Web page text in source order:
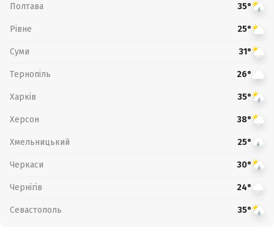
Полтава 35°
Рівне 25°
Суми 31°
Тернопіль 26°
Харків 35°
Херсон 38°
Хмельницький 25°
Черкаси 30°
Чернігів 24°
Севастополь 35°